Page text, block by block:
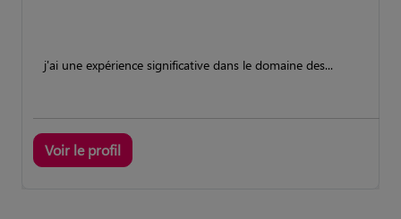
j'ai une expérience significative dans le domaine des...
Voir le profil